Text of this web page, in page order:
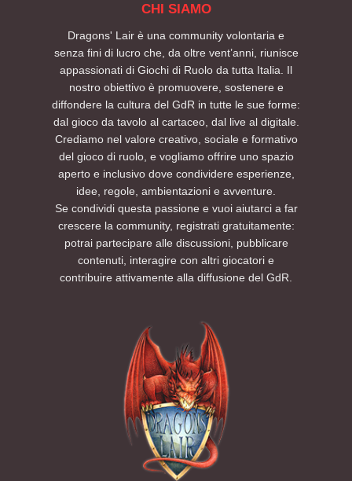
CHI SIAMO
Dragons' Lair è una community volontaria e
senza fini di lucro che, da oltre vent’anni, riunisce
appassionati di Giochi di Ruolo da tutta Italia. Il
nostro obiettivo è promuovere, sostenere e
diffondere la cultura del GdR in tutte le sue forme:
dal gioco da tavolo al cartaceo, dal live al digitale.
Crediamo nel valore creativo, sociale e formativo
del gioco di ruolo, e vogliamo offrire uno spazio
aperto e inclusivo dove condividere esperienze,
idee, regole, ambientazioni e avventure.
Se condividi questa passione e vuoi aiutarci a far
crescere la community, registrati gratuitamente:
potrai partecipare alle discussioni, pubblicare
contenuti, interagire con altri giocatori e
contribuire attivamente alla diffusione del GdR.